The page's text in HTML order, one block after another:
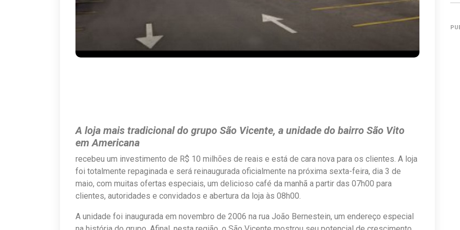
A loja mais tradicional do grupo São Vicente, a unidade do bairro São Vito
em Americana
recebeu um investimento de R$ 10 milhões de reais e está de cara nova para os clientes. A loja
foi totalmente repaginada e será reinaugurada oficialmente na próxima sexta-feira, dia 3 de
maio, com muitas ofertas especiais, um delicioso café da manhã a partir das 07h00 para
clientes, autoridades e convidados e abertura da loja às 08h00.
A unidade foi inaugurada em novembro de 2006 na rua João Bernestein, um endereço especial